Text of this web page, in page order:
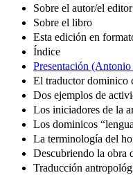
Sobre el autor/el editor
Sobre el libro
Esta edición en
Índice
Presentación
El traductor dominico
Dos ejemplos de
Los iniciadores de la
Los dominicos
La terminología del
Descubriendo la obra
Traducción